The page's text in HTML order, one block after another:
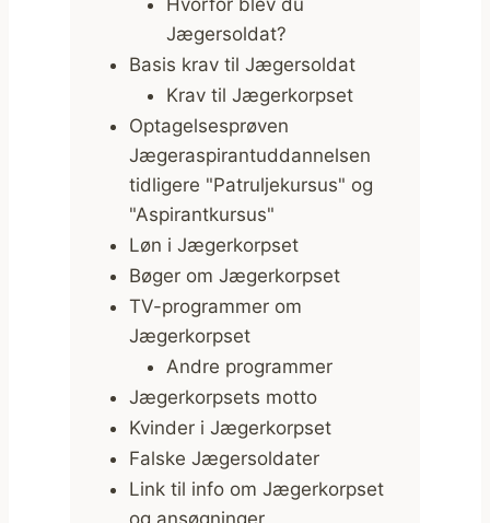
Jægersoldat?
Basis krav til Jægersoldat
Krav til Jægerkorpset
Optagelsesprøven
Jægeraspirantuddannelsen
tidligere "Patruljekursus" og
"Aspirantkursus"
Løn i Jægerkorpset
Bøger om Jægerkorpset
TV-programmer om
Jægerkorpset
Andre programmer
Jægerkorpsets motto
Kvinder i Jægerkorpset
Falske Jægersoldater
Link til info om Jægerkorpset
og ansøgninger